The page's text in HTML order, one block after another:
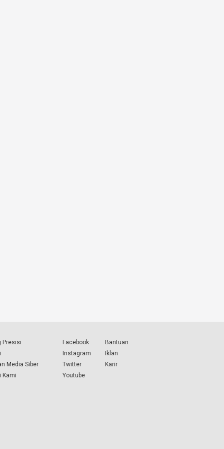
Presisi
Media Siber
Kami
Facebook
Instagram
Twitter
Youtube
Bantuan
Iklan
Karir